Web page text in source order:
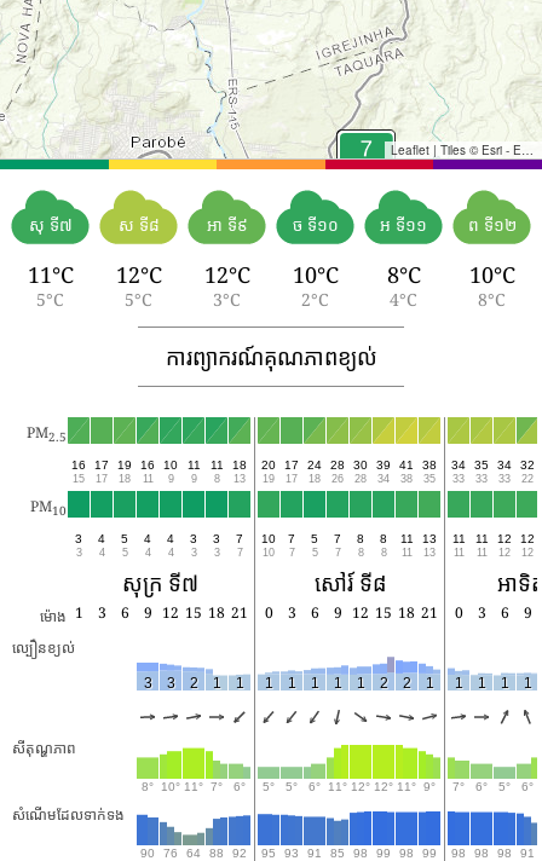
Leaflet | Tiles © Esri - Esri, DeLorme, NAVTEQ, TomTom, Intermap, iPC, USGS, FAO, NPS, NRCAN, GeoBase, Kadaster NL, Ordnance Survey, Esri Japan, METI, Esri China (Hong Kong), and the GIS User Community
សុ ទី៧
11°C
5°C
ស ទី៨
12°C
5°C
អា ទី៩
12°C
3°C
ច ទី១០
10°C
2°C
អ ទី១១
8°C
4°C
ព ទី១២
10°C
8°C
ការព្យាករណ៍គុណភាពខ្យល់
PM2.5
16
15
17
17
19
18
16
11
10
9
11
9
11
8
18
13
20
19
17
17
24
18
28
26
30
28
39
34
41
38
38
35
34
33
35
33
34
33
32
22
PM10
3
3
4
4
5
5
4
4
4
4
3
3
3
3
7
7
10
10
7
7
5
5
7
7
8
8
8
8
11
11
13
13
11
11
11
11
12
12
12
12
សុក្រ ទី៧ សៅរ៍ ទី៨ អាទិ
ម៉ោង 1 3 6 9 12 15 18 21 0 3 6 9 12 15 18 21 0 3 6
9
ល្បឿនខ្យល់
3 3 2 1 1 1 1 1 1 1 2 2 1 1 1 1 1
សីតុណ្ហភាព
8° 10° 11° 7° 6° 5° 5° 6° 11° 12° 12° 11° 9° 7° 6° 5° 6°
សំណើមដែលទាក់ទង
90 76 64 88 92 95 93 91 85 98 99 98 99 98 98 98 91